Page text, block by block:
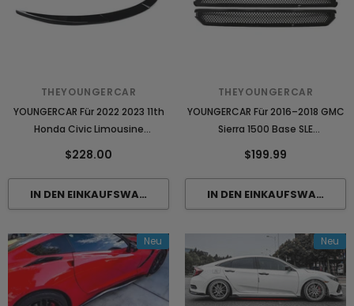
THEYOUNGERCAR
YOUNGERCAR Für 2022 2023 11th
Honda Civic Limousine
$228.00
THEYOUNGERCAR
YOUNGERCAR Für 2016–2018 GMC
Sierra 1500 Base SLE
$199.99
Neu Neu